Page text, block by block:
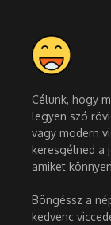
Célunk, hogy
legyen szó
vagy modern
keresgélned a
amiket
Böngéssz a
kedvenc